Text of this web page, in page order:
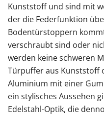
Kunststoff und sind mit
der die Federfunktion
Bodentürstoppern
verschraubt sind oder
werden keine schweren
Türpuffer aus Kunststoff
Aluminium mit einer
ein stylisches Aussehen
Edelstahl-Optik, die